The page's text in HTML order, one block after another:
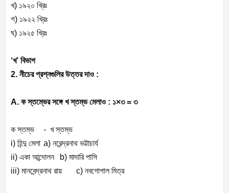
খ) ১৯২০ খ্রিঃ
গ) ১৯২২ খ্রিঃ
ঘ) ১৯২৫ খ্রিঃ
‘খ’ বিভাগ
2. নীচের প্রশ্নগুলির উত্তর দাও :
A. ক স্তম্ভের সঙ্গে খ স্তম্ভ মেলাও : ১×৩ = ৩
ক স্তম্ভ
- খ স্তম্ভ
i) হিন্দু মেলা a) নরেন্দ্রনাথ ভট্টাচার্য
ii) একা আন্দোলন
b) মাদারি পাসি
iii) মানবেন্দ্রনাথ রায়
c) নবগোপাল মিত্র